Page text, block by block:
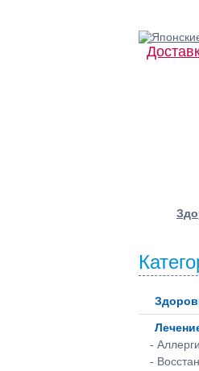
-
-